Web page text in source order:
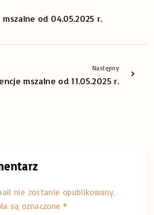
od 04.05.2025 r.
Następny
mszalne od 11.05.2025 r.
nie zostanie opublikowany.
są oznaczone *